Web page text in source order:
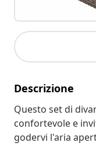
Descrizione
Questo set di
confortevole e
godervi l'aria